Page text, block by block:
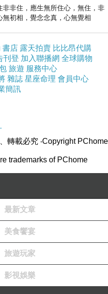
再考。
Ｅ給老師的內容，抄在手寫部
。
bìng shàngtái kǒutóu
非住，應生無所住心，無住，非
初相，覺念念真，心無覺相
書店 露天拍賣 比比昂代購
刊登 加入聯播網 全球購物
旅遊 服務中心
雜誌 星座命理 會員中心
簡訊
轉載必究 ‧Copyright PChome
trademarks of PChome
最新文章
美食饗宴
旅遊玩家
影視娛樂